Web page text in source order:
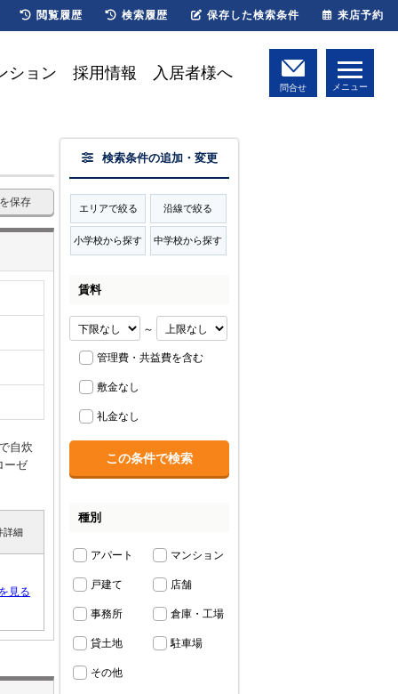
ション 採用情報 入居者様へ
問合せ メニュー
保存
自炊
ーゼ
詳細
見る
検索条件の追加・変更
エリアで絞る 沿線で絞る
小学校から探す 中学校から探す
賃料
～
管理費・共益費を含む
敷金なし
礼金なし
種別
アパート マンション
戸建て 店舗
事務所 倉庫・工場
貸土地 駐車場
その他
閲覧履歴 検索履歴 保存した検索条件 来店予約